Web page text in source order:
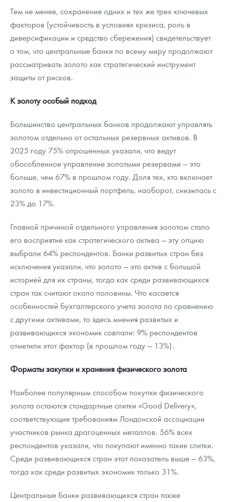
Тем не менее, сохранение одних и тех же трех ключевых
факторов (устойчивость в условиях кризиса, роль в
диверсификации и средство сбережения) свидетельствует
о том, что центральные банки по всему миру продолжают
рассматривать золото как стратегический инструмент
защиты от рисков.
К золоту особый подход
Большинство центральных банков продолжают управлять
золотом отдельно от остальных резервных активов. В
2025 году 75% опрошенных указали, что ведут
обособленное управление золотыми резервами — это
больше, чем 67% в прошлом году. Доля тех, кто включает
золото в инвестиционный портфель, наоборот, снизилась с
23% до 17%.
Главной причиной отдельного управления золотом стало
его восприятие как стратегического актива — эту опцию
выбрали 64% респондентов. Банки развитых стран без
исключения указали, что золото — это актив с большой
историей для их страны, тогда как среди развивающихся
стран так считают около половины. Что касается
особенностей бухгалтерского учета золота по сравнению
с другими активами, то здесь мнения развитых и
развивающихся экономик совпали: 9% респондентов
отметили этот фактор (в прошлом году — 13%).
Форматы закупки и хранения физического золота
Наиболее популярным способом покупки физического
золота остаются стандартные слитки «Good Delivery»,
соответствующие требованиям Лондонской ассоциации
участников рынка драгоценных металлов. 56% всех
респондентов указали, что покупают именно такие слитки.
Среди развивающихся стран этот показатель выше — 63%,
тогда как среди развитых экономик только 31%.
Центральные банки развивающихся стран также